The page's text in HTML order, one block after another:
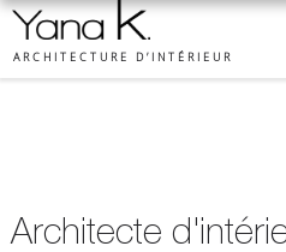
ARCHITECTURE D’INTÉRIEUR
Architecte